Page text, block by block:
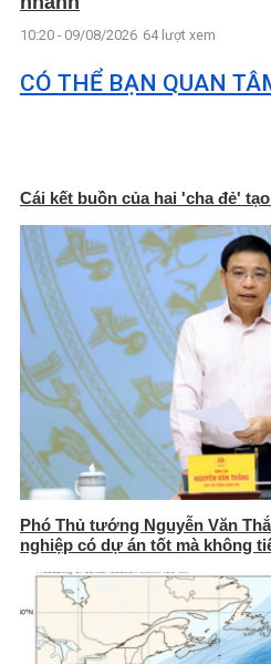
10:20 - 09/08/2026 64 lượt xem
CÓ THỂ BẠN QUAN
Cái kết buồn của hai 'cha đẻ'
Phó Thủ tướng Nguyễn Văn
nghiệp có dự án tốt mà không